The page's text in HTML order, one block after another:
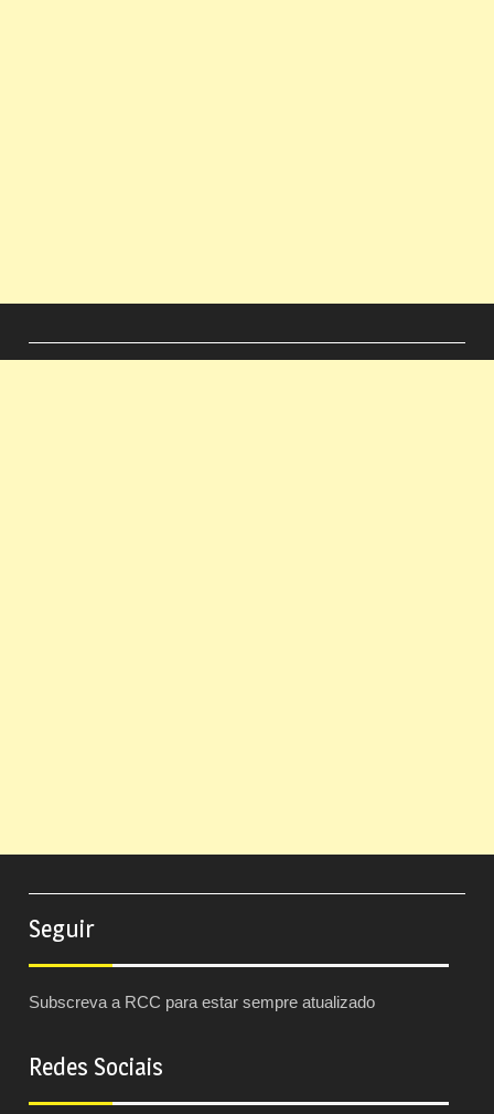
Seguir
Subscreva a RCC para estar sempre atualizado
Redes Sociais